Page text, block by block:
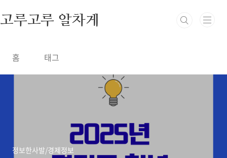
고루고루 알차게
홈 태그
정보한사발/경제정보